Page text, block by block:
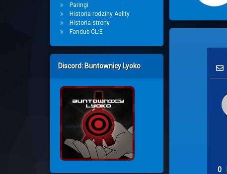
0
Paringi
Historia rodziny Aelity
Historia strony
Fandub CL:E
Discord: Buntownicy Lyoko